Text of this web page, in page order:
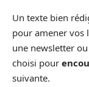
Un texte bien
pour amener vos
une newsletter
choisi pour
suivante.